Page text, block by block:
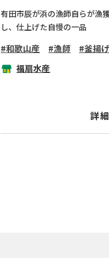
有田市辰が浜の漁師自らが漁
し、仕上げた自慢の一品
和歌山産 漁師
釜揚
福扇水産
詳